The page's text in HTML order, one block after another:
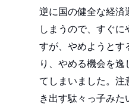
逆に国の健全な経済
しまうので、すぐ
すが、やめようとす
り、やめる機会を
てしまいました。注
き出す駄々っ子みた